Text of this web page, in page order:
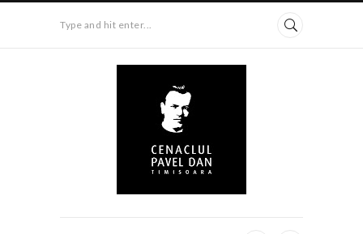
Type and hit enter...